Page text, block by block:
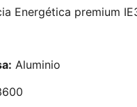
Energética premium
Aluminio